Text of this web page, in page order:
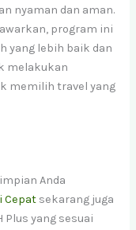
nyaman dan aman.
program ini
yang lebih baik dan
melakukan
memilih travel yang
Anda
Cepat sekarang juga
yang sesuai